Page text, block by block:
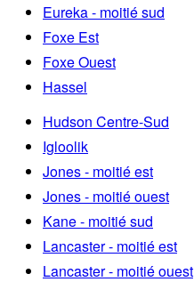
Eureka - moitié sud
Foxe Est
Foxe Ouest
Hassel
Hudson Centre-Sud
Igloolik
Jones - moitié est
Jones - moitié ouest
Kane - moitié sud
Lancaster - moitié est
Lancaster - moitié ouest